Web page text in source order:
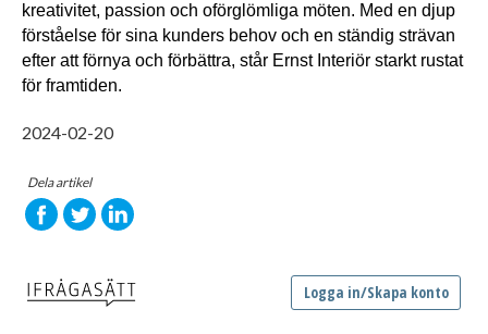
kreativitet, passion och oförglömliga möten. Med en djup
förståelse för sina kunders behov och en ständig strävan
efter att förnya och förbättra, står Ernst Interiör starkt rustat
för framtiden.
2024-02-20
Dela artikel